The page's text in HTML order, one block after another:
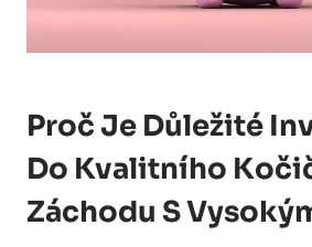
Proč Je Důležité
Do Kvalitního
Záchodu S